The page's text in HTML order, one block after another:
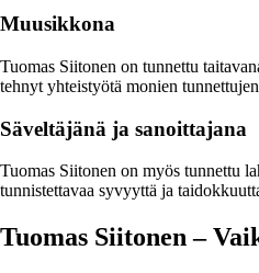
Muusikkona
Tuomas Siitonen on tunnettu
tehnyt yhteistyötä monien
Säveltäjänä ja sanoittajana
Tuomas Siitonen on myös tunnettu
tunnistettavaa syvyyttä ja
Tuomas Siitonen –